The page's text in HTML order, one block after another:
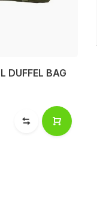
DUFFEL BAG